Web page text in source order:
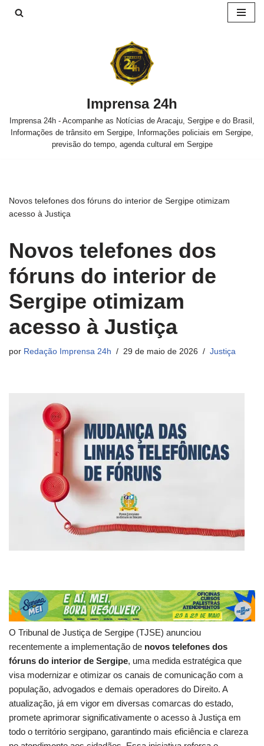
Imprensa 24h
Imprensa 24h - Acompanhe as Notícias de Aracaju, Sergipe e do Brasil,
Informações de trânsito em Sergipe, Informações policiais em Sergipe,
previsão do tempo, agenda cultural em Sergipe
Novos telefones dos fóruns do interior de Sergipe otimizam
acesso à Justiça
Novos telefones dos
fóruns do interior de
Sergipe otimizam
acesso à Justiça
por Redação Imprensa 24h 29 de maio de 2026 Justiça
O Tribunal de Justiça de Sergipe (TJSE) anunciou
recentemente a implementação de novos telefones dos
fóruns do interior de Sergipe, uma medida estratégica que
visa modernizar e otimizar os canais de comunicação com a
população, advogados e demais operadores do Direito. A
atualização, já em vigor em diversas comarcas do estado,
promete aprimorar significativamente o acesso à Justiça em
todo o território sergipano, garantindo mais eficiência e clareza